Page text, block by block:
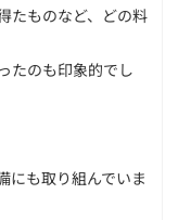
たものなど、どの料
たのも印象的でし
にも取り組んでいま